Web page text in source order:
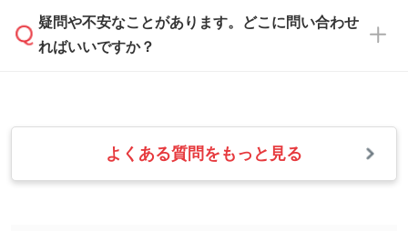
・フルカラーデータを1色に変換してほしい
・1色印刷でグラデーションや濃淡を表現した
い
本体色がナチュラルなど淡色の場合、印刷をく
っきりと目立たせたいときは濃い印刷色が、柔
らかい雰囲気にしたいときは淡い印刷色が映え
また、お選びいただいた印刷色が本体色に合わ
ない場合や仕上がりに影響しそうな場合は、ス
速やかに対応いたします。
お手数をお掛けいたしますが、至急担当スタッ
フまでご連絡ください。商品の状況を確認し、
・お届け時に商品が損傷・故障している場合
・ご注文と異なる商品が届いた場合
・印刷不良があった場合
疑問や不安なことがあります。どこに問い合わせ
ればいいですか？
業日以内に担当スタッフよりメールにてご連絡
いたします。
お急ぎの場合はお電話でのご質問も受け付けて
よくある質問をもっと見る